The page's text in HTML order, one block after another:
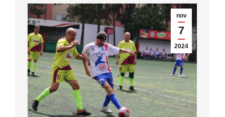
nov
7
2024